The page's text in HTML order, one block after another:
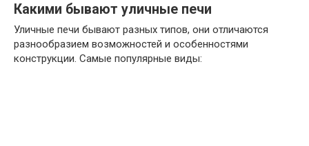
Какими бывают уличные печи
Уличные печи бывают разных типов, они отличаются
разнообразием возможностей и особенностями
конструкции. Самые популярные виды: